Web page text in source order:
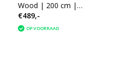
Wood | 200 cm |
eikenhout | zonder
verlichting
€489,-
OP VOORRAAD